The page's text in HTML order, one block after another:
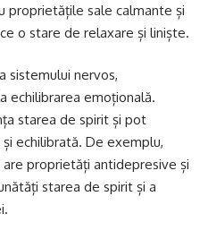
proprietățile sale calmante și
o stare de relaxare și liniște.
sistemului nervos,
echilibrarea emoțională.
starea de spirit și pot
echilibrată. De exemplu,
proprietăți antidepresive și
starea de spirit și a